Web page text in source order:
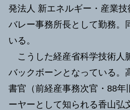
発法人 新エネルギー・産業
バレー事務所長として勤務。
いる。
こうした経産省科学技術人
バックボーンとなっている。
書官（前経産事務次官・88
ーヤーとして知られる香山弘